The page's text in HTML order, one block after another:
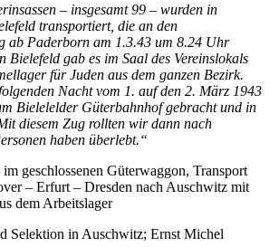
– insgesamt 99 – wurden in
transportiert, die an den
ab Paderborn am 1.3.43 um 8.24 Uhr
Bielefeld gab es im Saal des Vereinslokals
für Juden aus dem ganzen Bezirk.
Nacht vom 1. auf den 2. März 1943
Bielelelder Güterbahnhof gebracht und in
diesem Zug rollten wir dann nach
haben überlebt.“
geschlossenen Güterwaggon, Transport
– Erfurt – Dresden nach Auschwitz mit
dem Arbeitslager
Selektion in Auschwitz; Ernst Michel